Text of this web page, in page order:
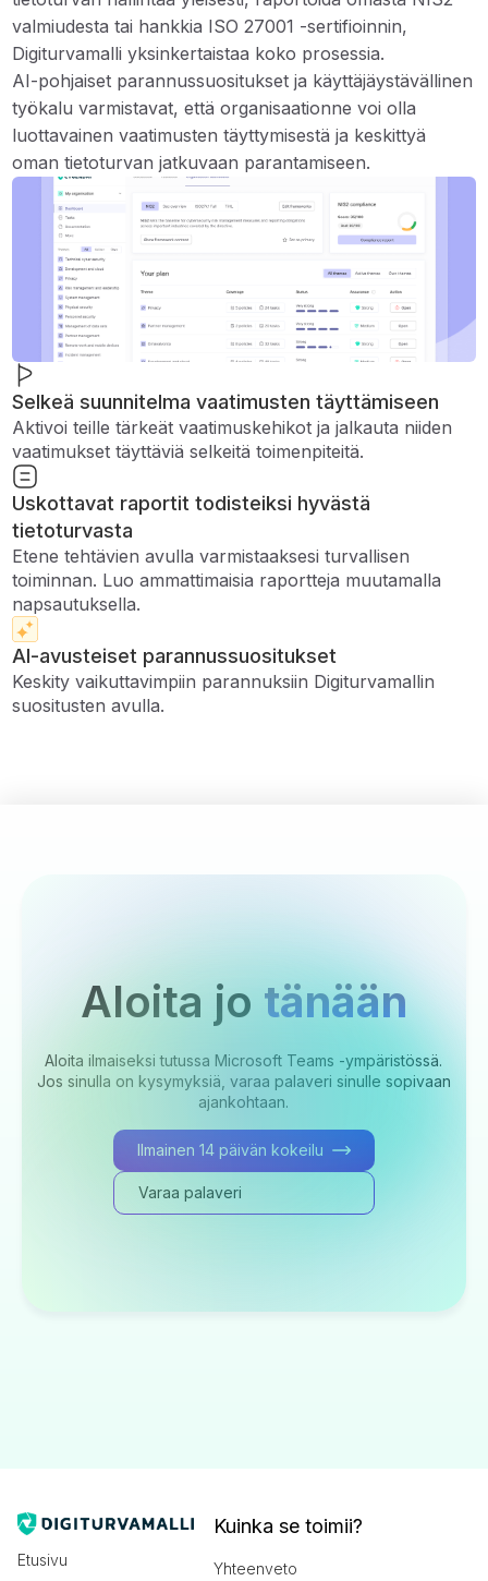
valmiudesta tai hankkia ISO 27001 -sertifioinnin,
Digiturvamalli yksinkertaistaa koko prosessia.
AI-pohjaiset parannussuositukset ja käyttäjäystävällinen
työkalu varmistavat, että organisaationne voi olla
luottavainen vaatimusten täyttymisestä ja keskittyä
oman tietoturvan jatkuvaan parantamiseen.
Selkeä suunnitelma vaatimusten täyttämiseen
Aktivoi teille tärkeät vaatimuskehikot ja jalkauta niiden
vaatimukset täyttäviä selkeitä toimenpiteitä.
Uskottavat raportit todisteiksi hyvästä
tietoturvasta
Etene tehtävien avulla varmistaaksesi turvallisen
toiminnan. Luo ammattimaisia ​​raportteja muutamalla
napsautuksella.
AI-avusteiset parannussuositukset
Keskity vaikuttavimpiin parannuksiin Digiturvamallin
suositusten avulla.
Aloita jo tänään
Aloita ilmaiseksi tutussa Microsoft Teams -ympäristössä.
Jos sinulla on kysymyksiä, varaa palaveri sinulle sopivaan
ajankohtaan.
Ilmainen 14 päivän kokeilu
Varaa palaveri
Etusivu
Kuinka se toimii?
Yhteenveto